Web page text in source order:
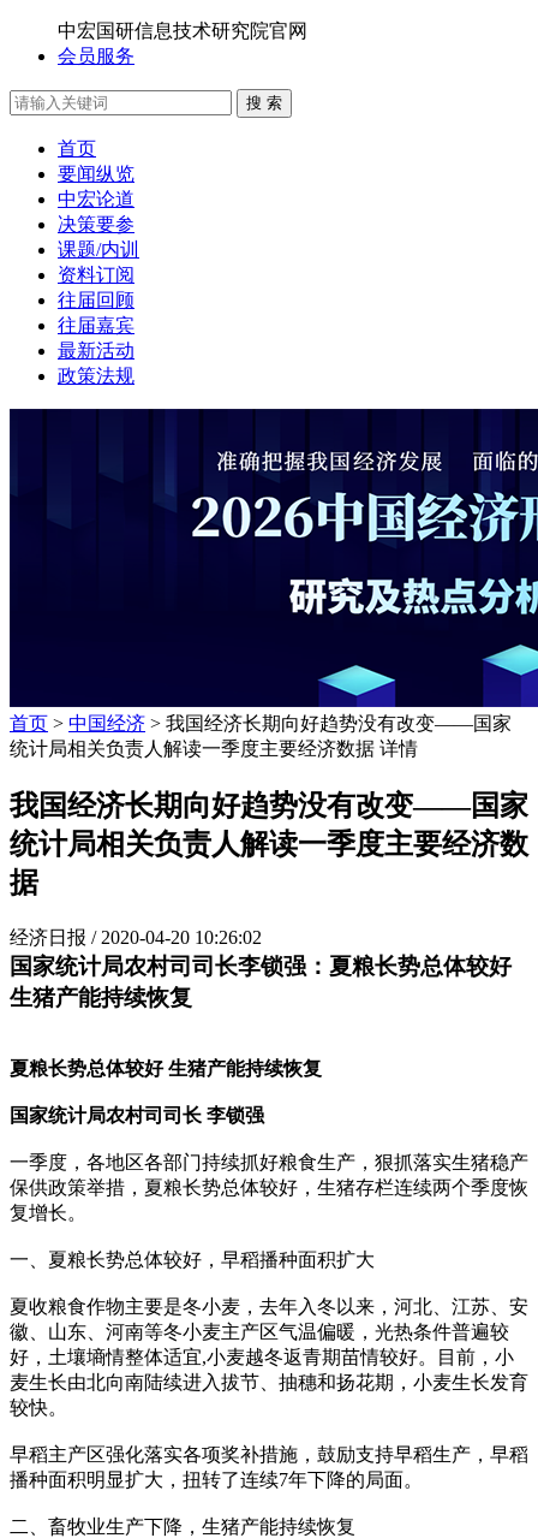
中宏国研信息技术研究院官网
会员服务
搜 索
首页
要闻纵览
中宏论道
决策要参
课题/内训
资料订阅
往届回顾
往届嘉宾
最新活动
政策法规
首页 > 中国经济 > 我国经济长期向好趋势没有改变——国家
统计局相关负责人解读一季度主要经济数据 详情
我国经济长期向好趋势没有改变——国家
统计局相关负责人解读一季度主要经济数
据
经济日报 / 2020-04-20 10:26:02
国家统计局农村司司长李锁强：夏粮长势总体较好
生猪产能持续恢复
夏粮长势总体较好 生猪产能持续恢复
国家统计局农村司司长 李锁强
一季度，各地区各部门持续抓好粮食生产，狠抓落实生猪稳产
保供政策举措，夏粮长势总体较好，生猪存栏连续两个季度恢
复增长。
一、夏粮长势总体较好，早稻播种面积扩大
夏收粮食作物主要是冬小麦，去年入冬以来，河北、江苏、安
徽、山东、河南等冬小麦主产区气温偏暖，光热条件普遍较
好，土壤墒情整体适宜,小麦越冬返青期苗情较好。目前，小
麦生长由北向南陆续进入拔节、抽穗和扬花期，小麦生长发育
较快。
早稻主产区强化落实各项奖补措施，鼓励支持早稻生产，早稻
播种面积明显扩大，扭转了连续7年下降的局面。
二、畜牧业生产下降，生猪产能持续恢复